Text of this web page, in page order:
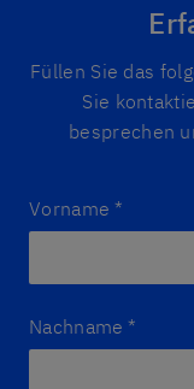
Füllen Sie das
Sie
besprechen
Vorname *
Nachname *